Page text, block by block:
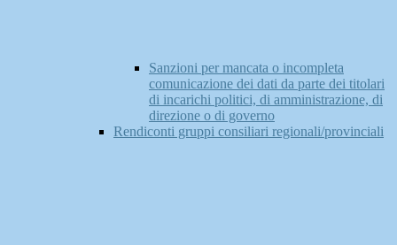
Sanzioni per mancata o incompleta
comunicazione dei dati da parte dei titolari
di incarichi politici, di amministrazione, di
direzione o di governo
Rendiconti gruppi consiliari regionali/provinciali